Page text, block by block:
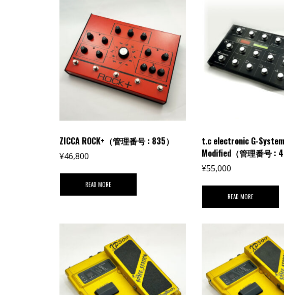
ZICCA ROCK+（管理番号 : 835）
¥46,800
READ MORE
t.c electronic G-
Modified（管理番号 :
¥55,000
READ MORE